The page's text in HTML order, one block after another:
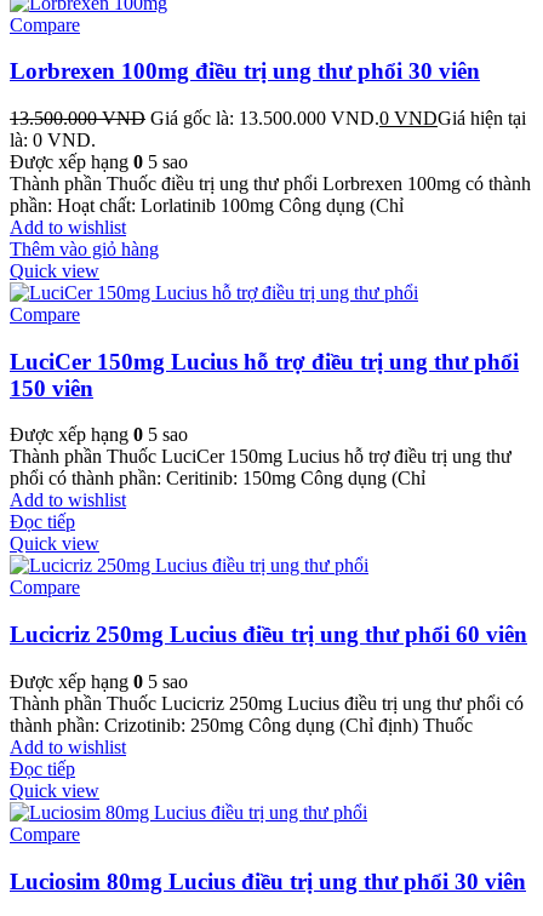
Compare
Lorbrexen 100mg điều trị ung thư phổi 30 viên
13.500.000VND Giá gốc là: 13.500.000 VND.0 VNDGiá hiện tại
là: 0 VND.
Được xếp hạng 0 5 sao
Thành phần Thuốc điều trị ung thư phổi Lorbrexen 100mg có thành
phần: Hoạt chất: Lorlatinib 100mg Công dụng (Chỉ
Add to wishlist
Thêm vào giỏ hàng
Quick view
Compare
LuciCer 150mg Lucius hỗ trợ điều trị ung thư phổi
150 viên
Được xếp hạng 0 5 sao
Thành phần Thuốc LuciCer 150mg Lucius hỗ trợ điều trị ung thư
phổi có thành phần: Ceritinib: 150mg Công dụng (Chỉ
Add to wishlist
Đọc tiếp
Quick view
Compare
Lucicriz 250mg Lucius điều trị ung thư phổi 60 viên
Được xếp hạng 0 5 sao
Thành phần Thuốc Lucicriz 250mg Lucius điều trị ung thư phổi có
thành phần: Crizotinib: 250mg Công dụng (Chỉ định) Thuốc
Add to wishlist
Đọc tiếp
Quick view
Compare
Luciosim 80mg Lucius điều trị ung thư phổi 30 viên